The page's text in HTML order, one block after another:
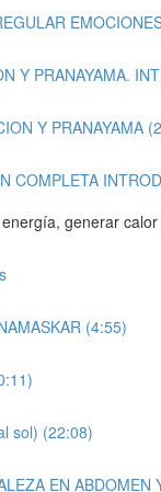
Y PRANAYAMA.
Y PRANAYAMA
COMPLETA
generar
(4:55)
sol) (22:08)
EN